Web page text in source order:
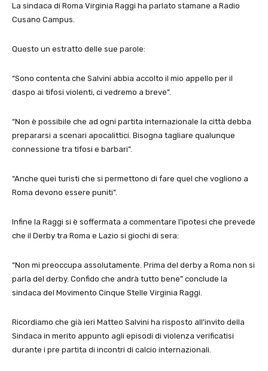
La sindaca di Roma Virginia Raggi ha parlato stamane a Radio
Cusano Campus.
Questo un estratto delle sue parole:
“Sono contenta che Salvini abbia accolto il mio appello per il
daspo ai tifosi violenti, ci vedremo a breve”.
“Non è possibile che ad ogni partita internazionale la città debba
prepararsi a scenari apocalittici. Bisogna tagliare qualunque
connessione tra tifosi e barbari”.
“Anche quei turisti che si permettono di fare quel che vogliono a
Roma devono essere puniti”.
Infine la Raggi si è soffermata a commentare l’ipotesi che prevede
che il Derby tra Roma e Lazio si giochi di sera:
“Non mi preoccupa assolutamente. Prima del derby a Roma non si
parla del derby. Confido che andrà tutto bene” conclude la
sindaca del Movimento Cinque Stelle Virginia Raggi.
Ricordiamo che già ieri Matteo Salvini ha risposto all’invito della
Sindaca in merito appunto agli episodi di violenza verificatisi
durante i pre partita di incontri di calcio internazionali.